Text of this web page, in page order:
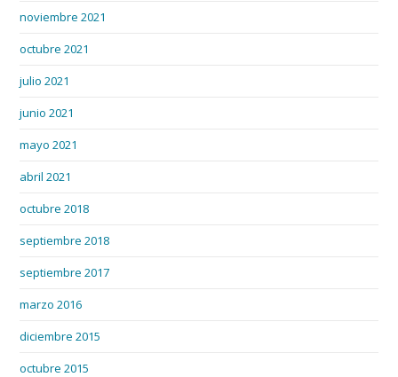
noviembre 2021
octubre 2021
julio 2021
junio 2021
mayo 2021
abril 2021
octubre 2018
septiembre 2018
septiembre 2017
marzo 2016
diciembre 2015
octubre 2015